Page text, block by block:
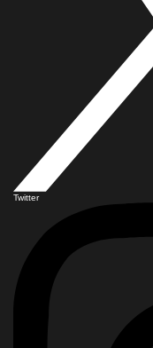
Twitter